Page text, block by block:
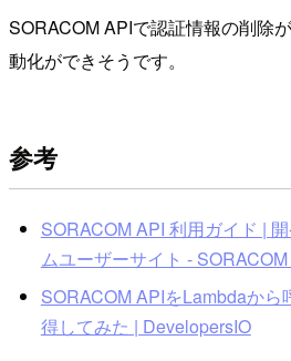
SORACOM APIで認証情報の削除
動化ができそうです。
参考
SORACOM API 利用ガイド |
ムユーザーサイト -
SORACOM APIをLambdaから
得してみた | DevelopersIO